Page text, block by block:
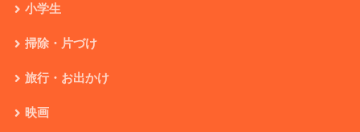
小学生
掃除・片づけ
旅行・お出かけ
映画